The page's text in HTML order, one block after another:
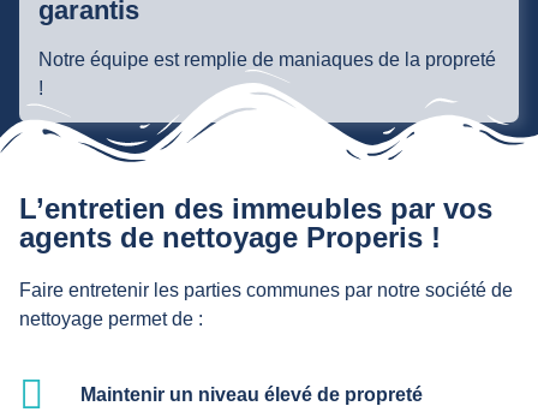
Notre équipe est remplie de maniaques de la propreté
L’entretien des immeubles par vos
agents de nettoyage Properis !
Faire entretenir les parties communes par notre société de
nettoyage permet de :
Maintenir un niveau élevé de propreté